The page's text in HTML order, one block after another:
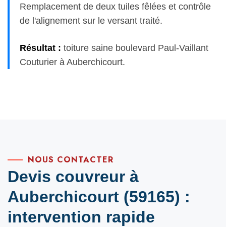
Remplacement de deux tuiles fêlées et contrôle
de l'alignement sur le versant traité.
Résultat : toiture saine boulevard Paul-Vaillant
Couturier à Auberchicourt.
NOUS CONTACTER
Devis couvreur à
Auberchicourt (59165) :
intervention rapide